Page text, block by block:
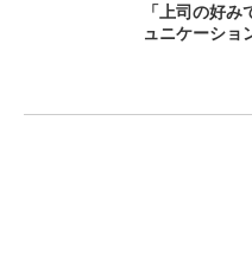
「上司の好
ュニケーショ